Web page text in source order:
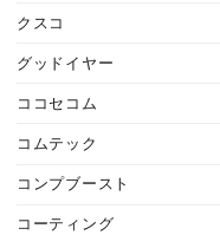
クスコ
グッドイヤー
ココセコム
コムテック
コンプブースト
コーティング